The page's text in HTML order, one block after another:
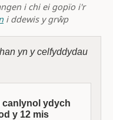
i chi ei gopïo i'r
i ddewis y grŵp
yn y celfyddydau
canlynol ydych
y 12 mis